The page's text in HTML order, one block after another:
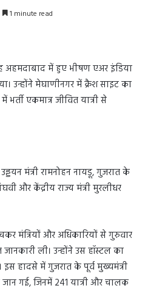
1 minute read
अहमदाबाद में हुए भीषण एअर इंडिया
उन्होंने मेघाणीनगर में क्रैश साइट का
एकमात्र जीवित यात्री से
मंत्री रामनोहन नायडू, गुजरात के
और केंद्रीय राज्य मंत्री मुरलीधर
मंत्रियों और अधिकारियों से गुरुवार
ली। उन्होंने उस हॉस्टल का
इस हादसे में गुजरात के पूर्व मुख्यमंत्री
गई, जिनमें 241 यात्री और चालक